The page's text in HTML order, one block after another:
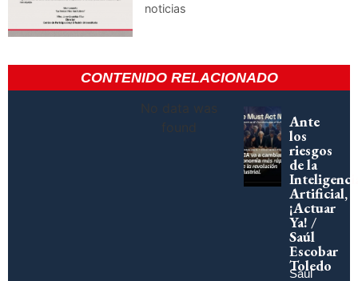
noticias
CONTENIDO RELACIONADO
No data was
found
Ante
los
riesgos
de la
Artificial,
¡Actuar
Ya! /
Saúl
Escobar
Toledo
Saúl